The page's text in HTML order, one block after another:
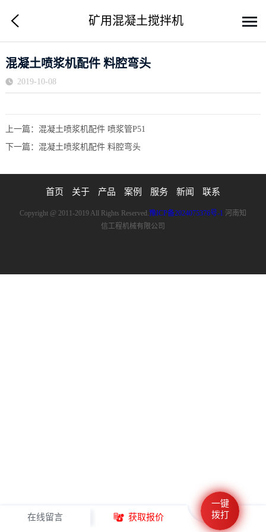
矿用混凝土搅拌机
混凝土喷浆机配件 料腔弯头
2019-10-08
上一篇： 混凝土喷浆机配件 喷浆管P51
下一篇： 混凝土喷浆机配件 料腔弯头
首页 关于 产品 案例 服务 新闻 联系
Copyright @ 2011-2019 All Rights Reserved.豫ICP备2024075376号-1 河南知
信工程机械有限公司
在线留言 获取报价
一键
拨打